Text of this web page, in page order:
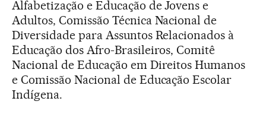
Alfabetização e Educação de Jovens e
Adultos, Comissão Técnica Nacional de
Diversidade para Assuntos Relacionados à
Educação dos Afro-Brasileiros, Comitê
Nacional de Educação em Direitos Humanos
e Comissão Nacional de Educação Escolar
Indígena.